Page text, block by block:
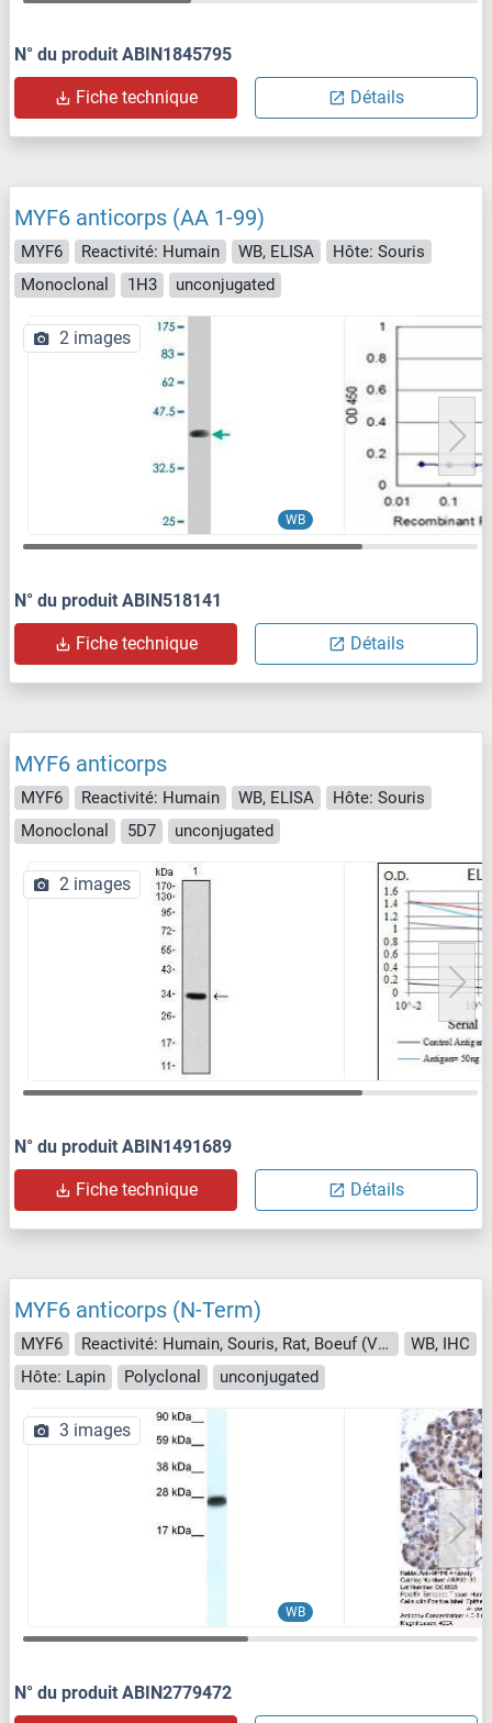
N° du produit ABIN1845795
Fiche technique Détails
MYF6 anticorps (AA 1-99)
MYF6 Reactivité: Humain WB, ELISA
Hôte: Souris
Monoclonal
1H3 unconjugated
WB
2 images
N° du produit ABIN518141
Fiche technique Détails
MYF6 anticorps
MYF6 Reactivité: Humain WB, ELISA
Hôte: Souris
Monoclonal
5D7 unconjugated
2 images
N° du produit ABIN1491689
Fiche technique Détails
MYF6 anticorps (N-Term)
MYF6 Reactivité: Humain, Souris, Rat, Boeuf (Vache), Chévre, Cheval, Mouton, Chien, Cobaye, Lapin, Poisson zèbre (Danio rerio)
WB, IHC
Hôte: Lapin
Polyclonal unconjugated
WB
3 images
N° du produit ABIN2779472